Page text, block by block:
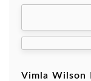
Vimla Wilson